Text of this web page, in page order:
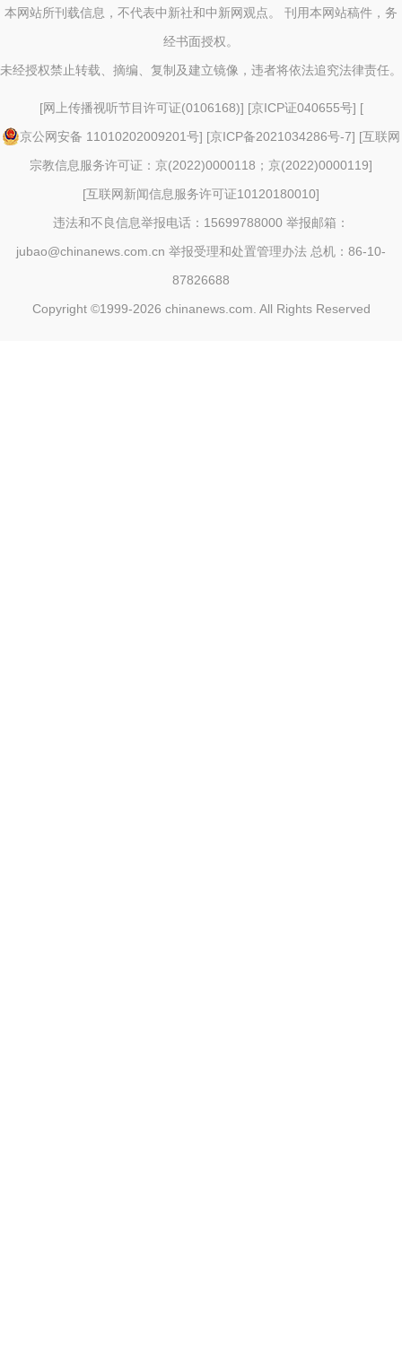
本网站所刊载信息，不代表中新社和中新网观点。 刊用本网站稿件，务
经书面授权。
未经授权禁止转载、摘编、复制及建立镜像，违者将依法追究法律责任。
[网上传播视听节目许可证(0106168)] [京ICP证040655号] [
京公网安备 11010202009201号] [京ICP备2021034286号-7] [互联网
宗教信息服务许可证：京(2022)0000118；京(2022)0000119]
[互联网新闻信息服务许可证10120180010]
违法和不良信息举报电话：15699788000 举报邮箱：
jubao@chinanews.com.cn 举报受理和处置管理办法 总机：86-10-
87826688
Copyright ©1999-2026 chinanews.com. All Rights Reserved